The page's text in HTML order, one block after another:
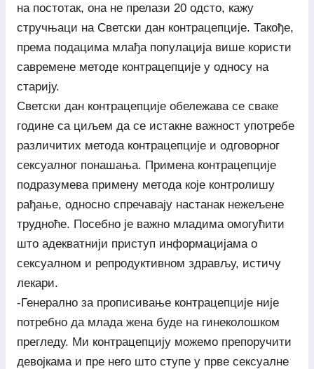
на постотак, она не прелази 20 одсто, кажу
стручњаци на Светски дан контрацепције. Такође,
према подацима млађа популација више користи
савремене методе контрацепције у односу на
старију.
Светски дан контрацепције обележава се сваке
године са циљем да се истакне важност употребе
различитих метода контрацепције и одговорног
сексуалног понашања. Примена контрацепције
подразумева примену метода које контролишу
рађање, односно спречавају настанак нежељене
трудноће. Посебно је важно младима омогућити
што адекватнији приступ информацијама о
сексуалном и репродуктивном здрављу, истичу
лекари.
-Генерално за прописивање контрацепције није
потребно да млада жена буде на гинеколошком
прегледу. Ми контрацепцију можемо препоручити
девојкама и пре него што ступе у прве сексуалне